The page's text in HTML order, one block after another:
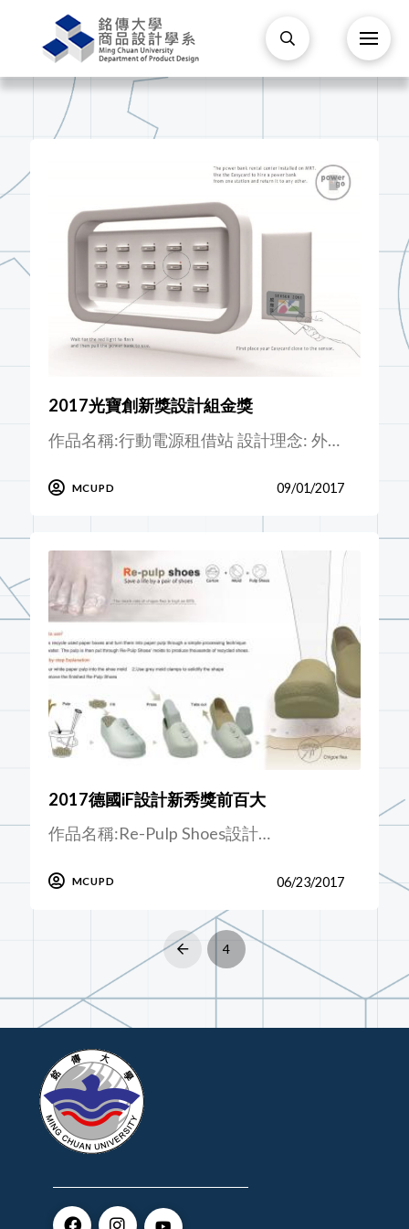
2017光寶創新獎設計組金獎
作品名稱:行動電源租借站 設計理念: 外…
MCUPD 09/01/2017
2017德國iF設計新秀獎前百大
作品名稱:Re-Pulp Shoes設計…
MCUPD 06/23/2017
Prev 4